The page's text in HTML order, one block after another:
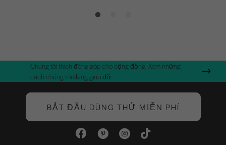
Chúng tôi thích đóng góp cho cộng đồng. Xem những
cách chúng tôi đang giúp đỡ.
BẮT ĐẦU DÙNG THỬ MIỄN PHÍ